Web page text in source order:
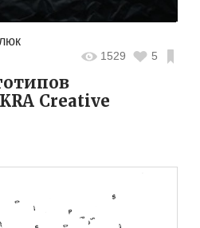
1529 5
Creative